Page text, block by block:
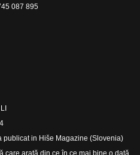
087 895
publicat in Hiše Magazine (Slovenia)